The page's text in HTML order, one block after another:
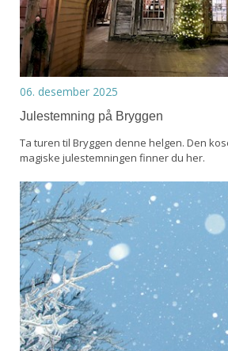
06. desember 2025
Julestemning på Bryggen
Ta turen til Bryggen denne helgen. Den
magiske julestemningen finner du her.